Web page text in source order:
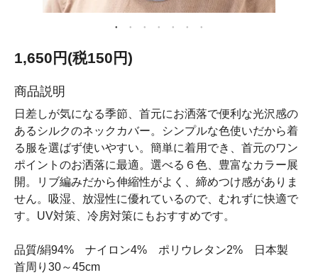
1,650円(税150円)
商品説明
日差しが気になる季節、首元にお洒落で便利な光沢感の
あるシルクのネックカバー。シンプルな色使いだから着
る服を選ばず使いやすい。簡単に着用でき、首元のワン
ポイントのお洒落に最適。選べる６色、豊富なカラー展
開。リブ編みだから伸縮性がよく、締めつけ感がありま
せん。吸湿、放湿性に優れているので、むれずに快適で
す。UV対策、冷房対策にもおすすめです。
品質/絹94% ナイロン4% ポリウレタン2% 日本製
首周り30～45cm